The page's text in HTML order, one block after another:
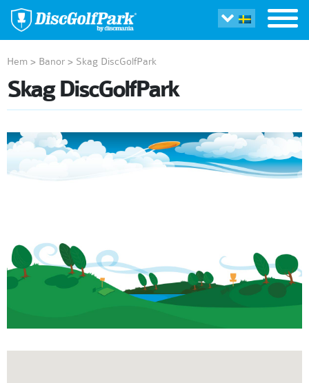
Hem > Banor > Skag DiscGolfPark
Skag DiscGolfPark